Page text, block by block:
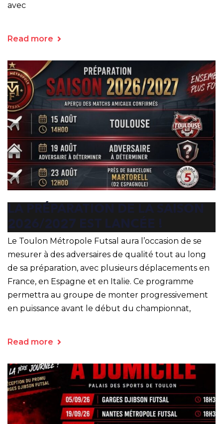
avec
Read more
LA PRÉPARATION DE LA SAISON
2026/2027 EST LANCÉE !
Le Toulon Métropole Futsal aura l’occasion de se
mesurer à des adversaires de qualité tout au long
de sa préparation, avec plusieurs déplacements en
France, en Espagne et en Italie. Ce programme
permettra au groupe de monter progressivement
en puissance avant le début du championnat,
Read more